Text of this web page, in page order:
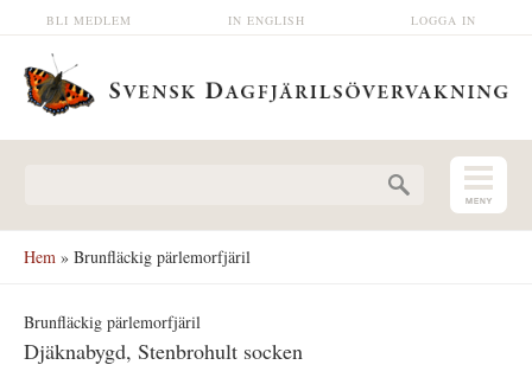
Hoppa till huvudinnehåll LOGGA IN
IN ENGLISH
BLI MEDLEM
Hem » Brunfläckig pärlemorfjäril
Brunfläckig pärlemorfjäril
Djäknabygd, Stenbrohult socken